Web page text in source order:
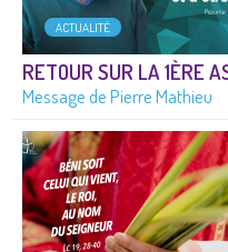
ACTUALITÉ
RETOUR SUR LA 1ÈRE
Message de Pierre Mathieu